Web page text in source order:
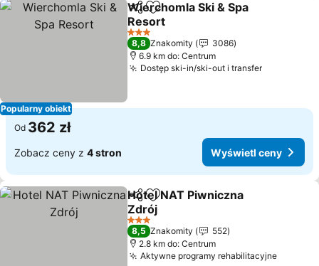
Popularny obiekt
Udostępnij
Dodaj do ulubionych
Wierchomla Ski & Spa
Resort
3 Kategoria
8,8 Znakomity
3086
6.9 km do: Centrum
Dostęp ski-in/ski-out i transfer
Od 362 zł
Zobacz ceny z 4 stron Wyświetl ceny
Udostępnij
Dodaj do ulubionych
Hotel NAT Piwniczna
Zdrój
3 Kategoria
8,5 Znakomity
552
2.8 km do: Centrum
Aktywne programy rehabilitacyjne